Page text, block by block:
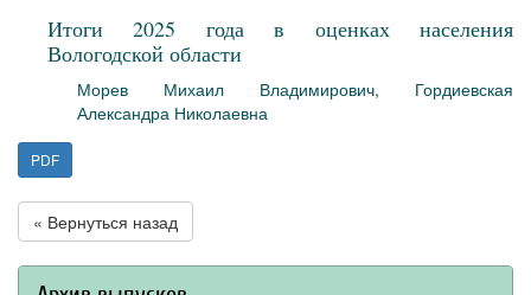
Итоги 2025 года в оценках населения
Вологодской области
Морев Михаил Владимирович, Гордиевская
Александра Николаевна
PDF
« Вернуться назад